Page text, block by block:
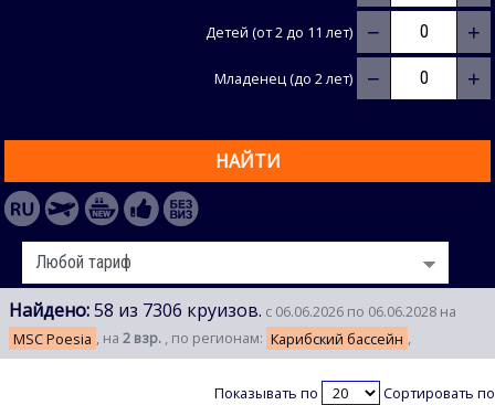
Детей (от 2 до 11 лет) − +
Младенец (до 2 лет) − +
НАЙТИ
Найдено:58 из 7306 круизов. с 06.06.2026 по 06.06.2028 на
MSC Poesia , на 2 взр. , по регионам: Карибский бассейн ,
Показывать по Сортировать по